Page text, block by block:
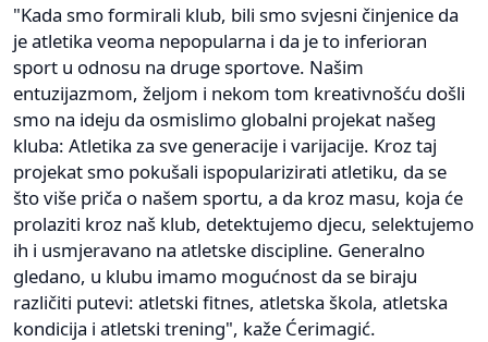
"Kada smo formirali klub, bili smo svjesni činjenice da
je atletika veoma nepopularna i da je to inferioran
sport u odnosu na druge sportove. Našim
entuzijazmom, željom i nekom tom kreativnošću došli
smo na ideju da osmislimo globalni projekat našeg
kluba: Atletika za sve generacije i varijacije. Kroz taj
projekat smo pokušali ispopularizirati atletiku, da se
što više priča o našem sportu, a da kroz masu, koja će
prolaziti kroz naš klub, detektujemo djecu, selektujemo
ih i usmjeravano na atletske discipline. Generalno
gledano, u klubu imamo mogućnost da se biraju
različiti putevi: atletski fitnes, atletska škola, atletska
kondicija i atletski trening", kaže Ćerimagić.